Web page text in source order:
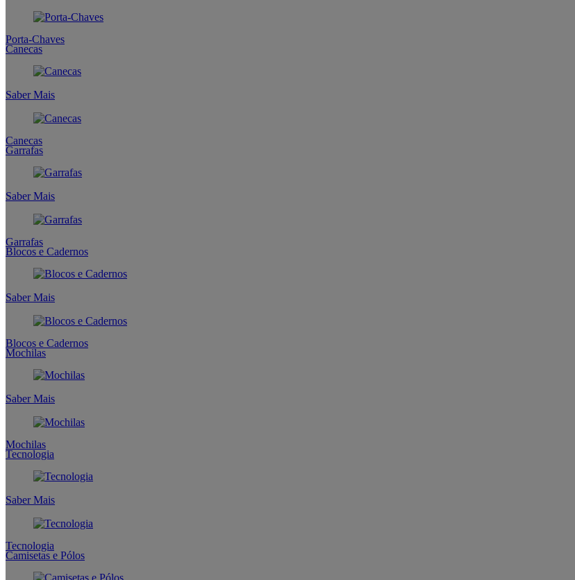
Porta-Chaves
Canecas
Saber Mais
Canecas
Garrafas
Saber Mais
Garrafas
Blocos e Cadernos
Saber Mais
Blocos e Cadernos
Mochilas
Saber Mais
Mochilas
Tecnologia
Saber Mais
Tecnologia
Camisetas e Pólos